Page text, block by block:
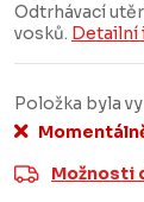
Odtrhávací
vosků. Detailní
Položka byla
Možnosti